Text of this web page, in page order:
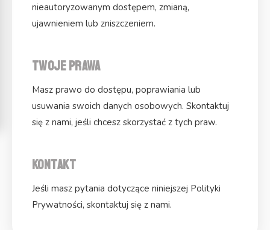
nieautoryzowanym dostępem, zmianą,
ujawnieniem lub zniszczeniem.
Twoje prawa
Masz prawo do dostępu, poprawiania lub
usuwania swoich danych osobowych. Skontaktuj
się z nami, jeśli chcesz skorzystać z tych praw.
Kontakt
Jeśli masz pytania dotyczące niniejszej Polityki
Prywatności, skontaktuj się z nami.